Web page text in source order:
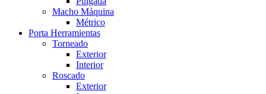
Macho Máquina
Métrico
Porta Herramientas
Torneado
Exterior
Interior
Roscado
Exterior